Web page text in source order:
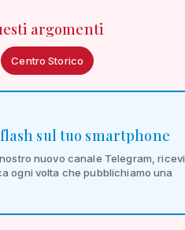
argomenti
Centro Storico
sul tuo smartphone
nuovo canale Telegram, ricevi
ogni volta che pubblichiamo una